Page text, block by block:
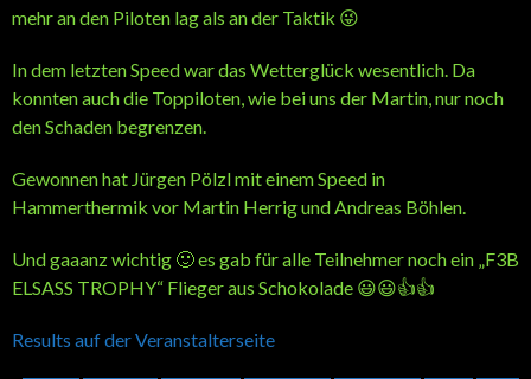
mehr an den Piloten lag als an der Taktik 😜
In dem letzten Speed war das Wetterglück wesentlich. Da
konnten auch die Toppiloten, wie bei uns der Martin, nur noch
den Schaden begrenzen.
Gewonnen hat Jürgen Pölzl mit einem Speed in
Hammerthermik vor Martin Herrig und Andreas Böhlen.
Und gaaanz wichtig 🙂 es gab für alle Teilnehmer noch ein „F3B
ELSASS TROPHY“ Flieger aus Schokolade 😃😃👍👍
Results auf der Veranstalterseite